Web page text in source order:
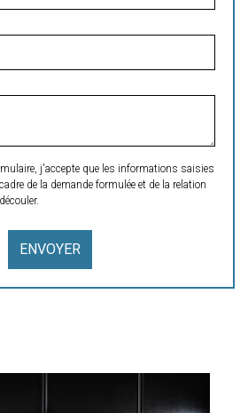
j'accepte que les informations saisies
de la demande formulée et de la relation